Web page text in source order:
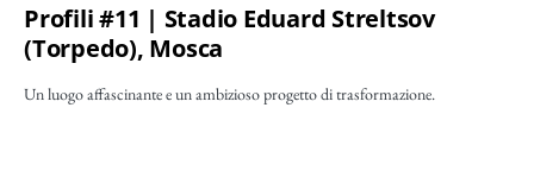
Profili #11 | Stadio Eduard Streltsov
(Torpedo), Mosca
Un luogo affascinante e un ambizioso progetto di trasformazione.